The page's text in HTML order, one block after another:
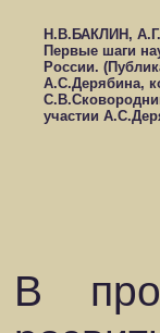
Н.В.БАКЛИН,
Первые шаги
России.
А.С.Дерябина,
участии
В